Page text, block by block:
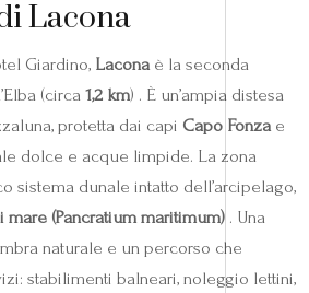
Lacona
Giardino, Laconaè la seconda
(circa 1,2 km) . È un’ampia distesa
protetta dai capi Capo Fonzae
dolce e acque limpide. La zona
sistema dunale intatto dell’arcipelago,
mare (Pancratium maritimum) . Una
naturale e un percorso che
stabilimenti balneari, noleggio lettini,